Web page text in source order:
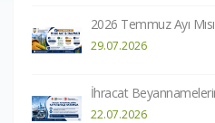
2026 Temmuz Ayı
29.07.2026
İhracat
22.07.2026